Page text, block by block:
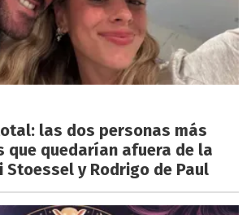
las dos personas más
que quedarían afuera de la
Stoessel y Rodrigo de Paul